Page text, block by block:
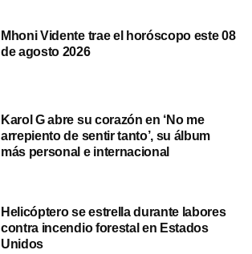
Mhoni Vidente trae el horóscopo este 08
de agosto 2026
Karol G abre su corazón en ‘No me
arrepiento de sentir tanto’, su álbum
más personal e internacional
Helicóptero se estrella durante labores
contra incendio forestal en Estados
Unidos